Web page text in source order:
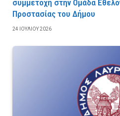
συμμετοχή στην Ομάδα
Προστασίας του Δήμου
24 ΙΟΥΛΊΟΥ 2026